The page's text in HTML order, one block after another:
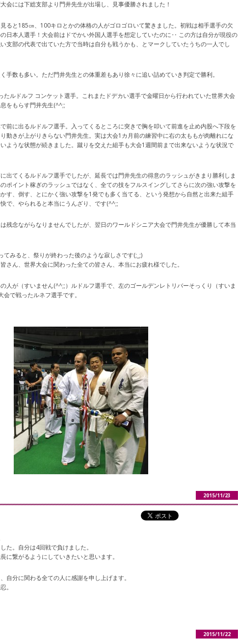
会には下総支部より門井先生が出場し、見事優勝されました！
ると185㎝、100キロとかの体格の人がゴロゴロいて驚きました。初戦は相手選手の欠
日本人選手！大会前はドでかい外国人選手を想定していたのに‥ この方は自分が現役の
支部の代表で出ていた方で当時は自分も戦うかも、とマークしていたうちの一人でし
手数も多い。ただ門井先生との体重差もあり徐々に追い詰めていき判定で勝利。
たルドルフ コンケット選手。これまたドデカい選手で金曜日から行われていた世界大会
をもらす門井先生(^^;;
前に出るルドルフ選手。入ってくるところに突きで胸を叩いて前進を止め内股へ下段を
動きが上がりきらない門井先生。実は大会1カ月前の練習中に右の太ももが肉離れにな
ような状態が続きました。蹴りを交えた組手も大会1週間前まで出来ないような状況で
出てくるルドルフ選手でしたが、延長では門井先生の得意のラッシュがきまり勝利しま
ポイント稼ぎのラッシュではなく、全ての技をフルスイングしてさらに次の強い攻撃を
す、倒す、とにかく強い攻撃を1発でも多く当てる、という発想から自然と出来た組手
で、やられると本当にうんざり、です(^^;;
残念ながらなりませんでしたが、翌日のワールドシニア大会で門井先生が優勝して本当
みると、祭りが終わった後のような寂しさです(;_;)
さん、世界大会に関わった全ての皆さん、本当にお疲れ様でした。
人が（すいません(^^;;）ルドルフ選手で、左のゴールデンレトリバーそっくり（すいま
で戦ったルネフ選手です。
2015/11/23
た。自分は4回戦で負けました。
に繋がるようにしていきたいと思います。
自分に関わる全ての人に感謝を申し上げます。
。
2015/11/22